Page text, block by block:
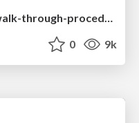
SRE の歩き方・進め方 / sre-walk-through-procedure
0 9k